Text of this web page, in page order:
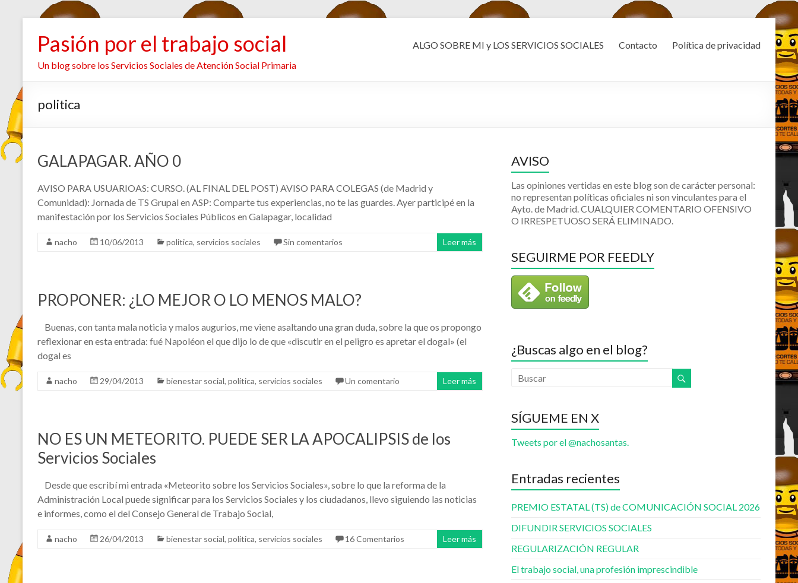
Pasión por el trabajo social
Un blog sobre los Servicios Sociales de Atención Social Primaria
ALGO SOBRE MI y LOS SERVICIOS SOCIALES Contacto Política de privacidad
politica
GALAPAGAR. AÑO 0
AVISO PARA USUARIOAS: CURSO. (AL FINAL DEL POST) AVISO PARA COLEGAS (de Madrid y
Comunidad): Jornada de TS Grupal en ASP: Comparte tus experiencias, no te las guardes. Ayer participé en la
manifestación por los Servicios Sociales Públicos en Galapagar, localidad
nacho 10/06/2013 politica, servicios sociales Sin comentarios Leer más
PROPONER: ¿LO MEJOR O LO MENOS MALO?
Buenas, con tanta mala noticia y malos augurios, me viene asaltando una gran duda, sobre la que os propongo
reflexionar en esta entrada: fué Napoléon el que dijo lo de que «discutir en el peligro es apretar el dogal» (el
dogal es
nacho 29/04/2013 bienestar social, politica, servicios sociales Un comentario Leer más
NO ES UN METEORITO. PUEDE SER LA APOCALIPSIS de los
Servicios Sociales
Desde que escribí mi entrada «Meteorito sobre los Servicios Sociales», sobre lo que la reforma de la
Administración Local puede significar para los Servicios Sociales y los ciudadanos, llevo siguiendo las noticias
e informes, como el del Consejo General de Trabajo Social,
nacho 26/04/2013 bienestar social, politica, servicios sociales 16 Comentarios Leer más
AVISO
Las opiniones vertidas en este blog son de carácter personal:
no representan políticas oficiales ni son vinculantes para el
Ayto. de Madrid. CUALQUIER COMENTARIO OFENSIVO
O IRRESPETUOSO SERÁ ELIMINADO.
SEGUIRME POR FEEDLY
¿Buscas algo en el blog?
SÍGUEME EN X
Tweets por el @nachosantas.
Entradas recientes
PREMIO ESTATAL (TS) de COMUNICACIÓN SOCIAL 2026
DIFUNDIR SERVICIOS SOCIALES
REGULARIZACIÓN REGULAR
El trabajo social, una profesión imprescindible